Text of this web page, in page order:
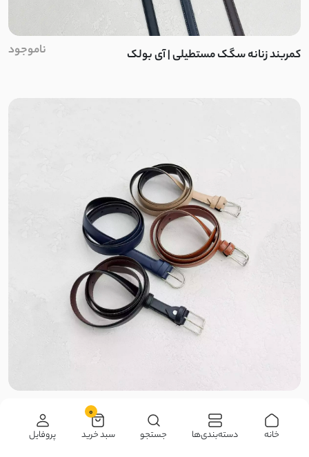
فانریپ
پنبه ماکان
چرم مصنوعی
پنبه بیسکویتی
بوگاتی
کمربند زنانه سگک مستطیلی | آی بولک ناموجود
کمربند زنانه چرم سگکی | آی بولک
خانه دسته‌بندی‌ها جستجو
0
سبد خرید پروفایل